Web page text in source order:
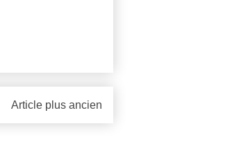
Article plus ancien